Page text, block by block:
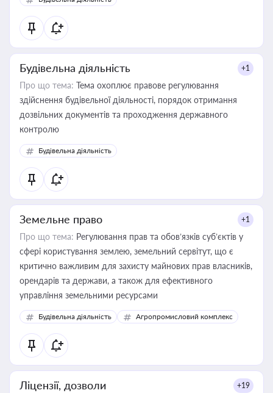
державного майна, корпоративних угод і перевірки
статусу суб'єктів оціночної діяльності
Будівельна діяльність +1
Про що тема: Тема охоплює правове регулювання
здійснення будівельної діяльності, порядок отримання
дозвільних документів та проходження державного
контролю
Будівельна діяльність
Земельне право +1
Про що тема: Регулювання прав та обов’язків суб’єктів у
сфері користування землею, земельний сервітут, що є
критично важливим для захисту майнових прав власників,
орендарів та держави, а також для ефективного
управління земельними ресурсами
Будівельна діяльність Агропромисловий комплекс
Ліцензії, дозволи +19